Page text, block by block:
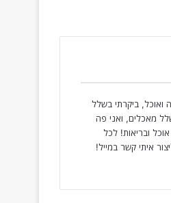
ואוכל, ביקרתי בשלל
מאכלים, ואני פה
ובריאות! לכל
איתי קשר במייל!